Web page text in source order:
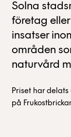
Solna
företag
insatser
områden
naturvård
Priset har
på